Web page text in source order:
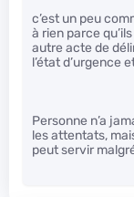
c’est un peu
à rien parce
autre acte de
l’état d’urgence
Personne n’a
les attentats,
peut servir